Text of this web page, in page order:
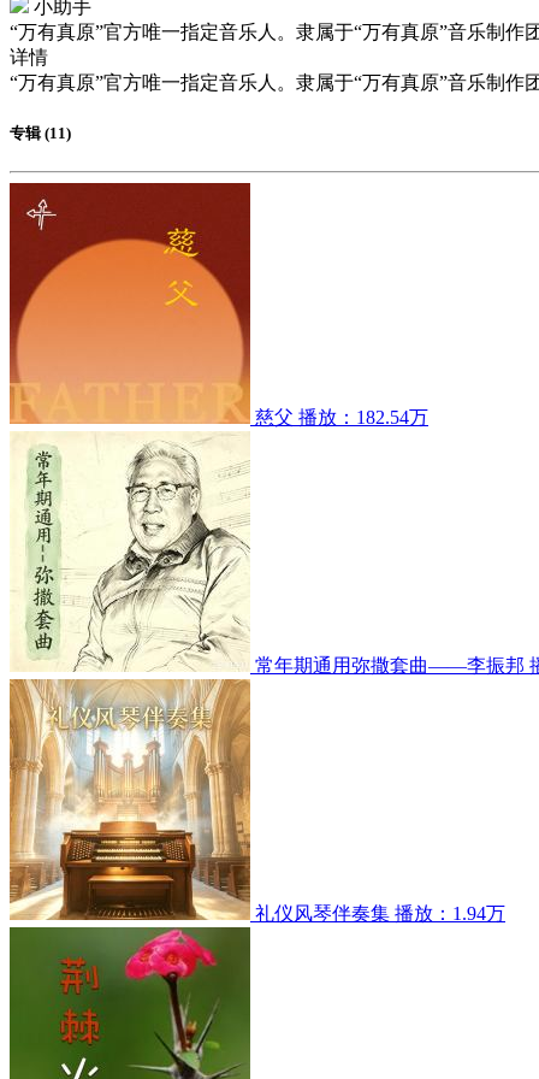
小助手
“万有真原”官方唯一指定音乐人。隶属于“万有真原”音乐制作团
详情
“万有真原”官方唯一指定音乐人。隶属于“万有真原”音乐制作团
专辑 (11)
慈父 播放：182.54万
常年期通用弥撒套曲——李振邦
礼仪风琴伴奏集 播放：1.94万